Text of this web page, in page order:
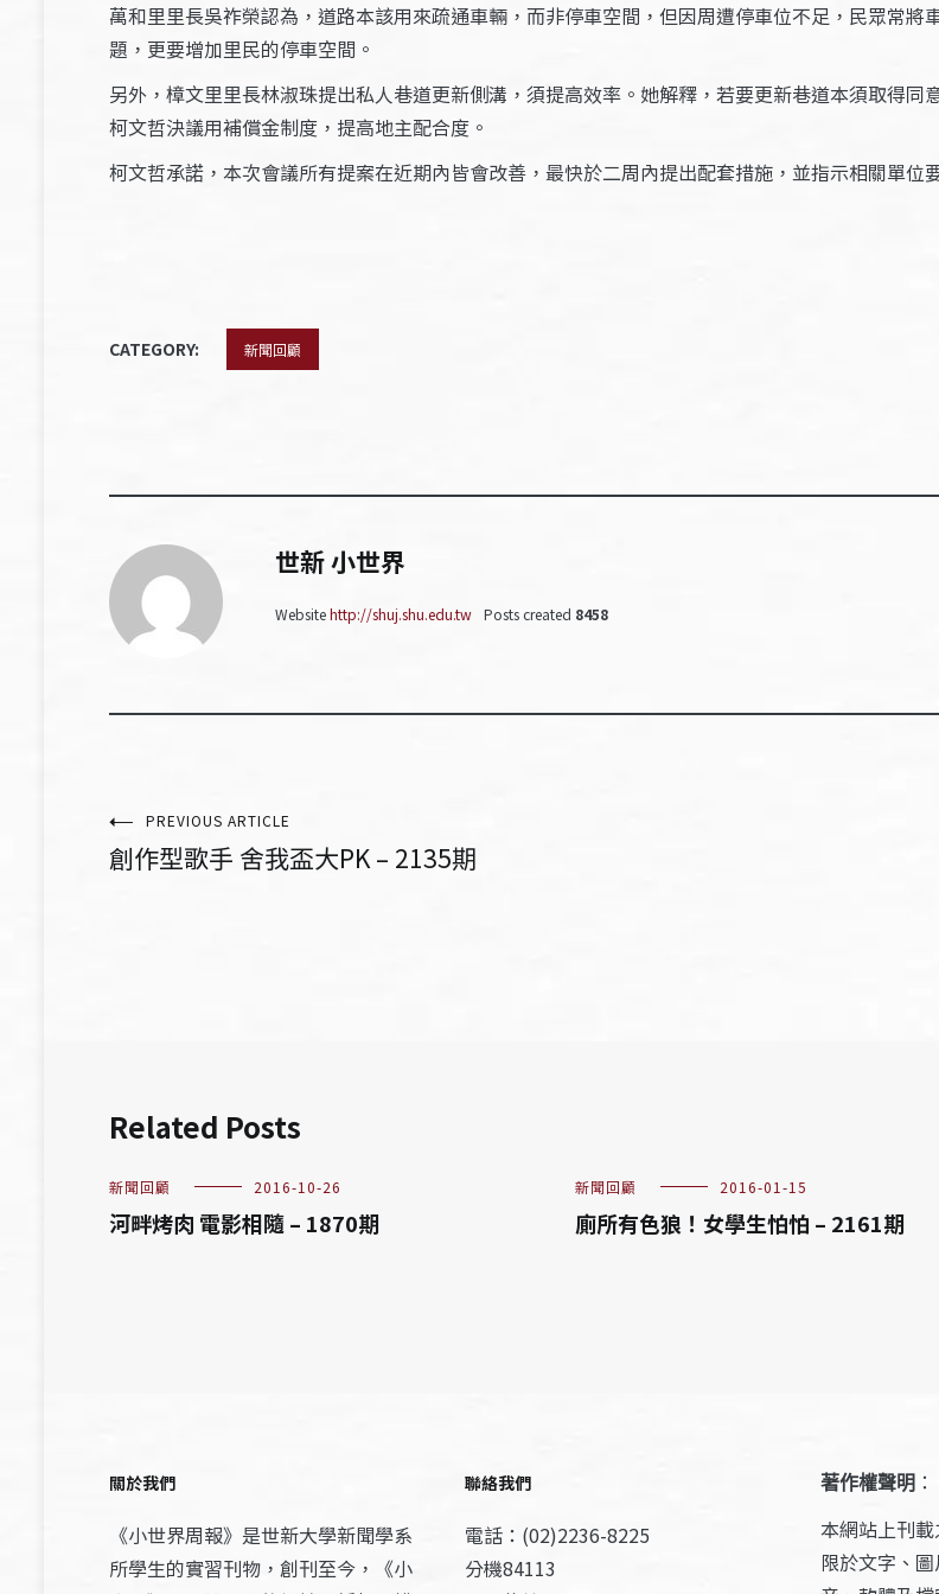
萬和里里長吳祚榮認為，道路本該用來疏通車輛，而非停車空間，但因周遭停車位不足，民眾常
題，更要增加里民的停車空間。
另外，樟文里里長林淑珠提出私人巷道更新側溝，須提高效率。她解釋，若要更新巷道本須取得
柯文哲決議用補償金制度，提高地主配合度。
柯文哲承諾，本次會議所有提案在近期內皆會改善，最快於二周內提出配套措施，並指示相關單位
CATEGORY: 新聞回顧
世新 小世界
Websitehttp://shuj.shu.edu.tw Posts created 8458
文PREVIOUS ARTICLE
創作型歌手 舍我盃大PK – 2135期
Related Posts
新聞回顧 2016-10-26
河畔烤肉 電影相隨 – 1870期
新聞回顧 2016-01-15
廁所有色狼！女學生怕怕 – 2161期
關於我們
《小世界周報》是世新大學新聞學系
所學生的實習刊物，創刊至今，《小
聯絡我們
電話：(02)2236-8225
分機84113
著作權聲明 ：
本網站上刊
限於文字、